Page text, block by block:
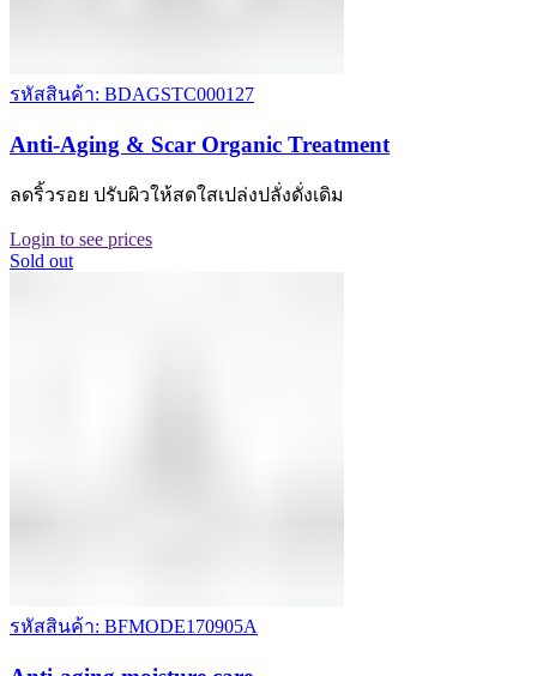
รหัสสินค้า: BDAGSTC000127
Anti-Aging & Scar Organic Treatment
ลดริ้วรอย ปรับผิวให้สดใสเปล่งปลั่งดั่งเดิม
Login to see prices
Sold out
รหัสสินค้า: BFMODE170905A